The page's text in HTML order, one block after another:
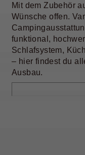
Mit dem Zubehör
Wünsche offen.
funktional,
Schlafsystem,
– hier findest du
Ausbau.